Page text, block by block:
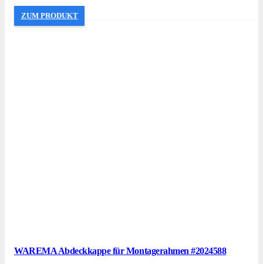
ZUM PRODUKT
WAREMA Abdeckkappe für Montagerahmen #2024588